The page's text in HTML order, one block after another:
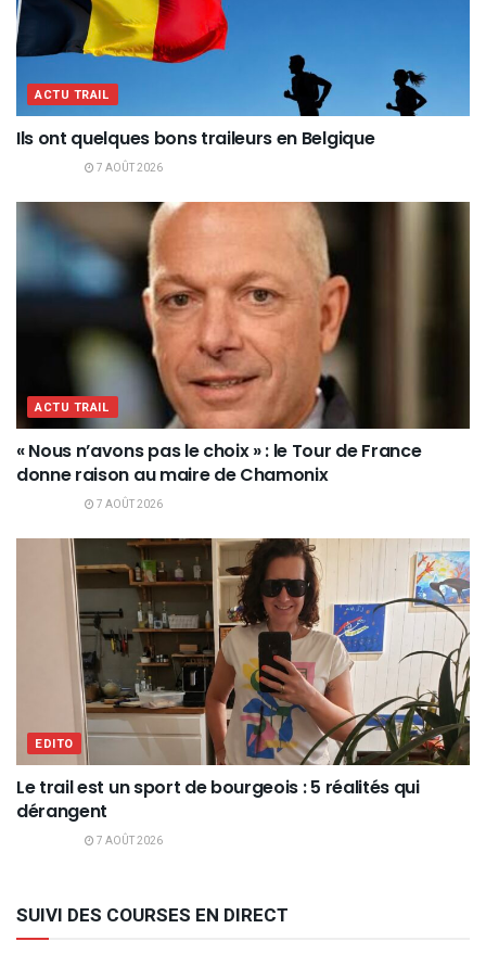
ACTU TRAIL
Ils ont quelques bons traileurs en Belgique
7 AOÛT 2026
ACTU TRAIL
« Nous n’avons pas le choix » : le Tour de France
donne raison au maire de Chamonix
7 AOÛT 2026
EDITO
Le trail est un sport de bourgeois : 5 réalités qui
dérangent
7 AOÛT 2026
SUIVI DES COURSES EN DIRECT